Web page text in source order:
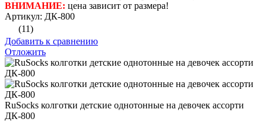
ВНИМАНИЕ: цена зависит от размера!
Артикул: ДК-800
(11)
Добавить к сравнению
Отложить
RuSocks колготки детские однотонные на девочек ассорти
ДК-800